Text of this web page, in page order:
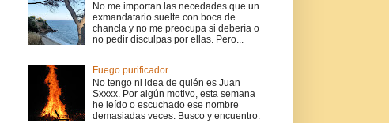
No me importan las necedades que un
exmandatario suelte con boca de
chancla y no me preocupa si debería o
no pedir disculpas por ellas. Pero...
Fuego purificador
No tengo ni idea de quién es Juan
Sxxxx. Por algún motivo, esta semana
he leído o escuchado ese nombre
demasiadas veces. Busco y encuentro.